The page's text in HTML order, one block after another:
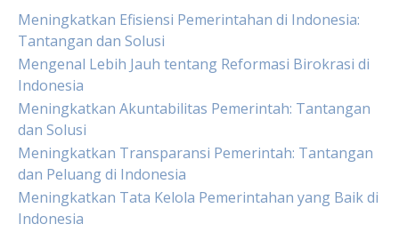
Meningkatkan Efisiensi Pemerintahan di Indonesia:
Tantangan dan Solusi
Mengenal Lebih Jauh tentang Reformasi Birokrasi di
Indonesia
Meningkatkan Akuntabilitas Pemerintah: Tantangan
dan Solusi
Meningkatkan Transparansi Pemerintah: Tantangan
dan Peluang di Indonesia
Meningkatkan Tata Kelola Pemerintahan yang Baik di
Indonesia